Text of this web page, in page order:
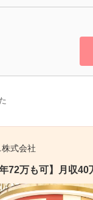
式会社
72万も可】月収